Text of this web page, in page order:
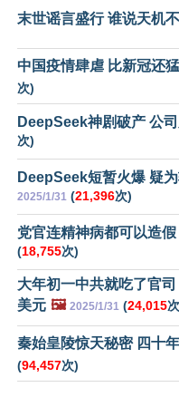
末世谣言盛行 谁说天机
中国疫情肆虐 比新冠还
次)
DeepSeek神剧破产 公
次)
DeepSeek短暂火爆 疑
2025/1/31 (21,396次)
党官连精神病都可以造
(18,755次)
大年初一中共就吃了官
美元 🖼️ 2025/1/31 (24,015
秦始皇陵惊天秘密 四十
(94,457次)